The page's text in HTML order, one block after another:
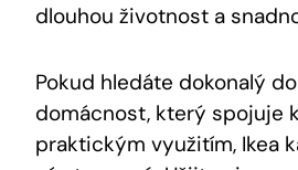
dlouhou životnost a
Pokud hledáte dokonalý
domácnost, který spojuje
praktickým využitím, Ikea